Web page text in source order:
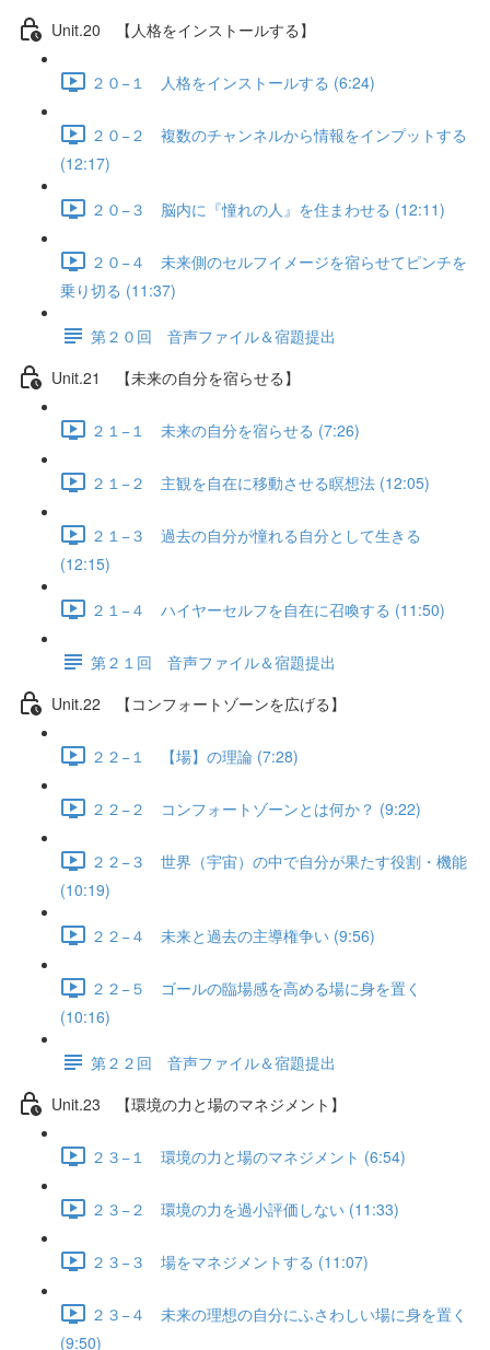
Unit.20 【人格をインストールする】
２０−１ 人格をインストールする (6:24)
２０−２ 複数のチャンネルから情報をインプットする
(12:17)
２０−３ 脳内に『憧れの人』を住まわせる (12:11)
２０−４ 未来側のセルフイメージを宿らせてピンチを
乗り切る (11:37)
第２０回 音声ファイル＆宿題提出
Unit.21 【未来の自分を宿らせる】
２１−１ 未来の自分を宿らせる (7:26)
２１−２ 主観を自在に移動させる瞑想法 (12:05)
２１−３ 過去の自分が憧れる自分として生きる
(12:15)
２１−４ ハイヤーセルフを自在に召喚する (11:50)
第２１回 音声ファイル＆宿題提出
Unit.22 【コンフォートゾーンを広げる】
２２−１ 【場】の理論 (7:28)
２２−２ コンフォートゾーンとは何か？ (9:22)
２２−３ 世界（宇宙）の中で自分が果たす役割・機能
(10:19)
２２−４ 未来と過去の主導権争い (9:56)
２２−５ ゴールの臨場感を高める場に身を置く
(10:16)
第２２回 音声ファイル＆宿題提出
Unit.23 【環境の力と場のマネジメント】
２３−１ 環境の力と場のマネジメント (6:54)
２３−２ 環境の力を過小評価しない (11:33)
２３−３ 場をマネジメントする (11:07)
２３−４ 未来の理想の自分にふさわしい場に身を置く
(9:50)